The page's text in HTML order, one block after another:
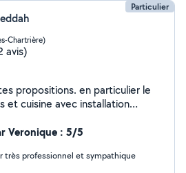
Particulier
Chartrière)
avis)
en particulier le
et cuisine avec installation
Veronique : 5/5
très professionnel et sympathique